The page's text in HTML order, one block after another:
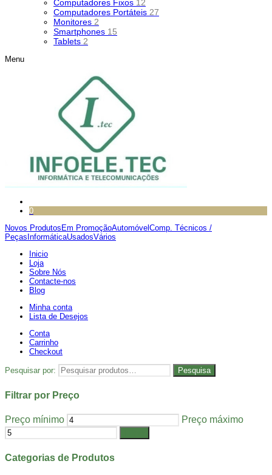
Computadores Fixos 12
Computadores Portáteis 27
Monitores 2
Smartphones 15
Tablets 2
Menu
0
Novos Produtos Em PromoçãoAutomóvel Comp. Técnicos /
Peças InformáticaUsadosVários
Inicio
Loja
Sobre Nós
Contacte-nos
Blog
Minha conta
Lista de Desejos
Conta
Carrinho
Checkout
Pesquisar por: Pesquisa
Filtrar por Preço
Preço mínimo Preço máximo
Categorias de Produtos